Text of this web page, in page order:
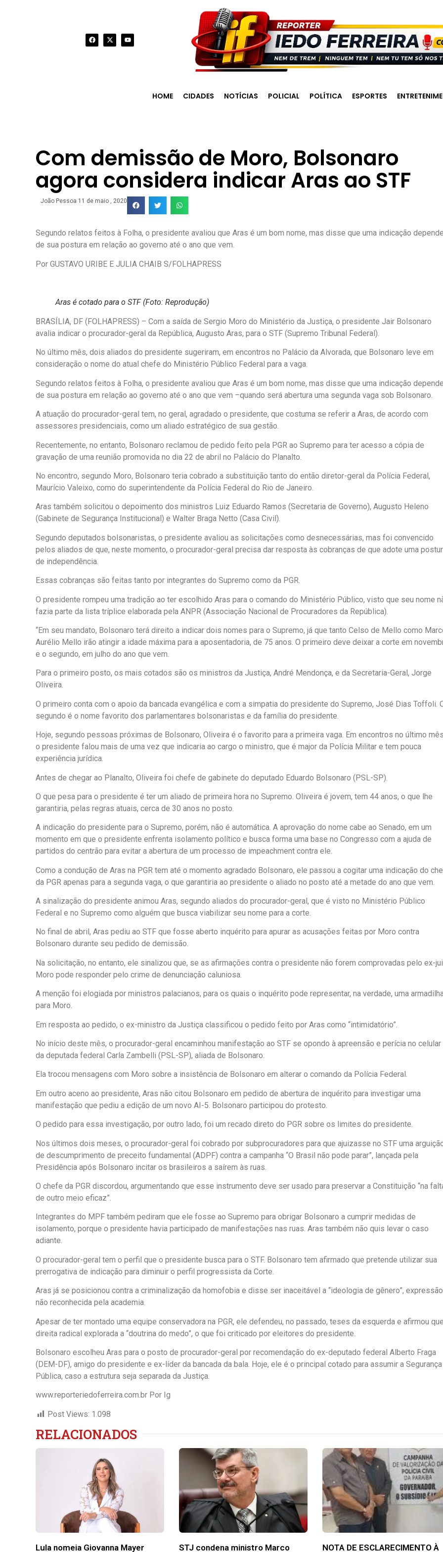
HOME CIDADES NOTÍCIAS POLICIAL POLÍTICA ESPORTES
Com demissão de Moro, Bolsonaro
agora considera indicar Aras ao STF
João Pessoa 11 de maio , 2020
Segundo relatos feitos à Folha, o presidente avaliou que Aras é um bom nome, mas disse que uma indicação
de sua postura em relação ao governo até o ano que vem.
Por GUSTAVO URIBE E JULIA CHAIB S/FOLHAPRESS
Aras é cotado para o STF (Foto: Reprodução)
BRASÍLIA, DF (FOLHAPRESS) – Com a saída de Sergio Moro do Ministério da Justiça, o presidente Jair Bolsonaro
avalia indicar o procurador-geral da República, Augusto Aras, para o STF (Supremo Tribunal Federal).
No último mês, dois aliados do presidente sugeriram, em encontros no Palácio da Alvorada, que Bolsonaro leve em
consideração o nome do atual chefe do Ministério Público Federal para a vaga.
Segundo relatos feitos à Folha, o presidente avaliou que Aras é um bom nome, mas disse que uma indicação
de sua postura em relação ao governo até o ano que vem –quando será abertura uma segunda vaga sob Bolsonaro.
A atuação do procurador-geral tem, no geral, agradado o presidente, que costuma se referir a Aras, de acordo com
assessores presidenciais, como um aliado estratégico de sua gestão.
Recentemente, no entanto, Bolsonaro reclamou de pedido feito pela PGR ao Supremo para ter acesso a cópia de
gravação de uma reunião promovida no dia 22 de abril no Palácio do Planalto.
No encontro, segundo Moro, Bolsonaro teria cobrado a substituição tanto do então diretor-geral da Polícia Federal,
Maurício Valeixo, como do superintendente da Polícia Federal do Rio de Janeiro.
Aras também solicitou o depoimento dos ministros Luiz Eduardo Ramos (Secretaria de Governo), Augusto Heleno
(Gabinete de Segurança Institucional) e Walter Braga Netto (Casa Civil).
Segundo deputados bolsonaristas, o presidente avaliou as solicitações como desnecessárias, mas foi convencido
pelos aliados de que, neste momento, o procurador-geral precisa dar resposta às cobranças de que adote uma
de independência.
Essas cobranças são feitas tanto por integrantes do Supremo como da PGR.
O presidente rompeu uma tradição ao ter escolhido Aras para o comando do Ministério Público, visto que seu nome
fazia parte da lista tríplice elaborada pela ANPR (Associação Nacional de Procuradores da República).
“Em seu mandato, Bolsonaro terá direito a indicar dois nomes para o Supremo, já que tanto Celso de Mello como
Aurélio Mello irão atingir a idade máxima para a aposentadoria, de 75 anos. O primeiro deve deixar a corte em
e o segundo, em julho do ano que vem.
Para o primeiro posto, os mais cotados são os ministros da Justiça, André Mendonça, e da Secretaria-Geral, Jorge
Oliveira.
O primeiro conta com o apoio da bancada evangélica e com a simpatia do presidente do Supremo, José Dias Toffoli.
segundo é o nome favorito dos parlamentares bolsonaristas e da família do presidente.
Hoje, segundo pessoas próximas de Bolsonaro, Oliveira é o favorito para a primeira vaga. Em encontros no último
o presidente falou mais de uma vez que indicaria ao cargo o ministro, que é major da Polícia Militar e tem pouca
experiência jurídica.
Antes de chegar ao Planalto, Oliveira foi chefe de gabinete do deputado Eduardo Bolsonaro (PSL-SP).
O que pesa para o presidente é ter um aliado de primeira hora no Supremo. Oliveira é jovem, tem 44 anos, o que lhe
garantiria, pelas regras atuais, cerca de 30 anos no posto.
A indicação do presidente para o Supremo, porém, não é automática. A aprovação do nome cabe ao Senado, em um
momento em que o presidente enfrenta isolamento político e busca forma uma base no Congresso com a ajuda de
partidos do centrão para evitar a abertura de um processo de impeachment contra ele.
Como a condução de Aras na PGR tem até o momento agradado Bolsonaro, ele passou a cogitar uma indicação do
da PGR apenas para a segunda vaga, o que garantiria ao presidente o aliado no posto até a metade do ano que vem.
A sinalização do presidente animou Aras, segundo aliados do procurador-geral, que é visto no Ministério Público
Federal e no Supremo como alguém que busca viabilizar seu nome para a corte.
No final de abril, Aras pediu ao STF que fosse aberto inquérito para apurar as acusações feitas por Moro contra
Bolsonaro durante seu pedido de demissão.
Na solicitação, no entanto, ele sinalizou que, se as afirmações contra o presidente não forem comprovadas pelo ex-
Moro pode responder pelo crime de denunciação caluniosa.
A menção foi elogiada por ministros palacianos, para os quais o inquérito pode representar, na verdade, uma
para Moro.
Em resposta ao pedido, o ex-ministro da Justiça classificou o pedido feito por Aras como “intimidatório”.
No início deste mês, o procurador-geral encaminhou manifestação ao STF se opondo à apreensão e perícia no celular
da deputada federal Carla Zambelli (PSL-SP), aliada de Bolsonaro.
Ela trocou mensagens com Moro sobre a insistência de Bolsonaro em alterar o comando da Polícia Federal.
Em outro aceno ao presidente, Aras não citou Bolsonaro em pedido de abertura de inquérito para investigar uma
manifestação que pediu a edição de um novo AI-5. Bolsonaro participou do protesto.
O pedido para essa investigação, por outro lado, foi um recado direto do PGR sobre os limites do presidente.
Nos últimos dois meses, o procurador-geral foi cobrado por subprocuradores para que ajuizasse no STF uma
de descumprimento de preceito fundamental (ADPF) contra a campanha “O Brasil não pode parar”, lançada pela
Presidência após Bolsonaro incitar os brasileiros a saírem às ruas.
O chefe da PGR discordou, argumentando que esse instrumento deve ser usado para preservar a Constituição “na
de outro meio eficaz”.
Integrantes do MPF também pediram que ele fosse ao Supremo para obrigar Bolsonaro a cumprir medidas de
isolamento, porque o presidente havia participado de manifestações nas ruas. Aras também não quis levar o caso
adiante.
O procurador-geral tem o perfil que o presidente busca para o STF. Bolsonaro tem afirmado que pretende utilizar sua
prerrogativa de indicação para diminuir o perfil progressista da Corte.
Aras já se posicionou contra a criminalização da homofobia e disse ser inaceitável a “ideologia de gênero”, expressão
não reconhecida pela academia.
Apesar de ter montado uma equipe conservadora na PGR, ele defendeu, no passado, teses da esquerda e afirmou
direita radical explorada a “doutrina do medo”, o que foi criticado por eleitores do presidente.
Bolsonaro escolheu Aras para o posto de procurador-geral por recomendação do ex-deputado federal Alberto Fraga
(DEM-DF), amigo do presidente e ex-líder da bancada da bala. Hoje, ele é o principal cotado para assumir a Segurança
Pública, caso a estrutura seja separada da Justiça.
www.reporteriedoferreira.com.br Por Ig
Post Views: 1.098
RELACIONADOS
Lula nomeia Giovanna Mayer STJ condena ministro Marco NOTA DE ESCLARECIMENTO À